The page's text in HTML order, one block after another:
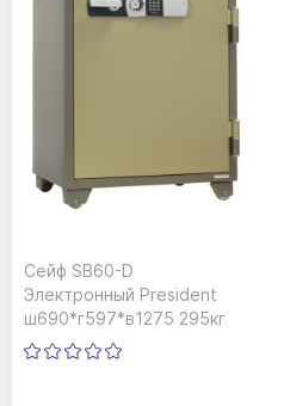
Сейф SB60-D
Электронный President
ш690*г597*в1275 295кг